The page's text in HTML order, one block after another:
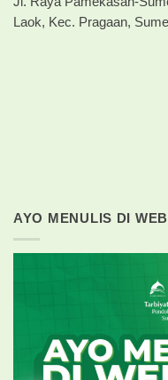
Laok, Kec. Pragaan,
AYO MENULIS DI